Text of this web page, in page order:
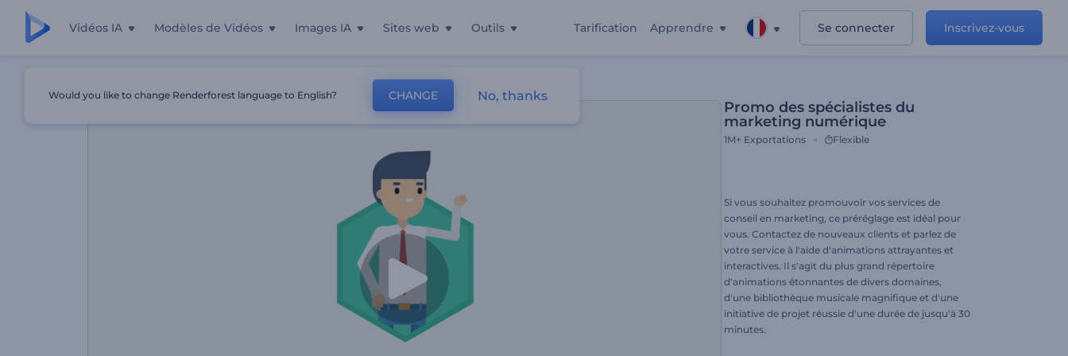
Vidéos IA Modèles de Vidéos Images IA Sites web Outils Tarification Apprendre Se connecter Inscrivez-vous
Promo Des Spécialistes Du Marketing Numérique
Promo des spécialistes du
marketing numérique
1M+ Exportations Flexible
Si vous souhaitez promouvoir vos services de
conseil en marketing, ce préréglage est idéal pour
vous. Contactez de nouveaux clients et parlez de
votre service à l'aide d'animations attrayantes et
interactives. Il s'agit du plus grand répertoire
d'animations étonnantes de divers domaines,
d'une bibliothèque musicale magnifique et d'une
initiative de projet réussie d'une durée de jusqu'à 30
minutes.
Would you like to change Renderforest language to English? CHANGE No, thanks